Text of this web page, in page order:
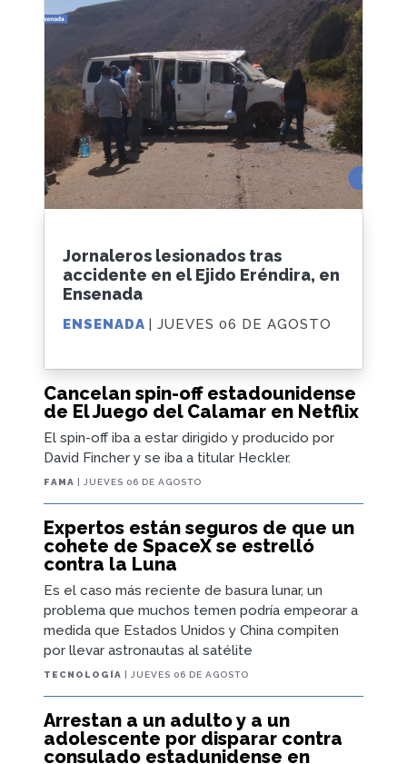
Cancelan spin-off estadounidense
de El Juego del Calamar en Netflix
El spin-off iba a estar dirigido y producido por
David Fincher y se iba a titular Heckler.
FAMA | JUEVES 06 DE AGOSTO
Expertos están seguros de que un
cohete de SpaceX se estrelló
contra la Luna
Es el caso más reciente de basura lunar, un
problema que muchos temen podría empeorar a
medida que Estados Unidos y China compiten
por llevar astronautas al satélite
TECNOLOGÍA | JUEVES 06 DE AGOSTO
Arrestan a un adulto y a un
adolescente por disparar contra
consulado estadunidense en
Jornaleros lesionados tras
accidente en el Ejido Eréndira, en
Ensenada
ENSENADA | JUEVES 06 DE AGOSTO